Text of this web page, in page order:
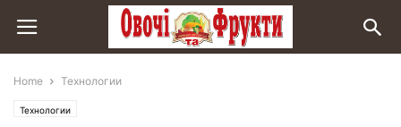
Home Технологии
Технологии